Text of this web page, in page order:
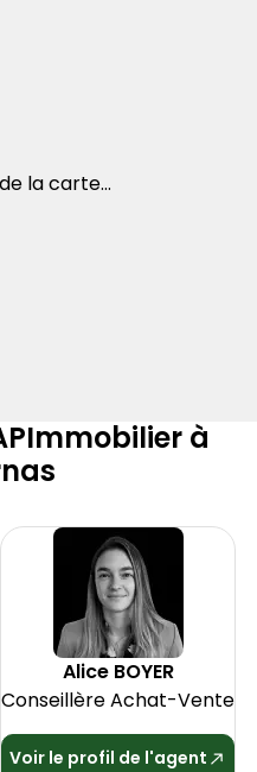
la carte...
à
Alice BOYER
Conseillère Achat-Vente
Voir le profil de l'agent